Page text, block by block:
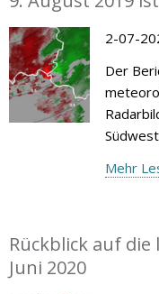
2-07-
Der
Mehr
Rückblick auf
Juni 2020